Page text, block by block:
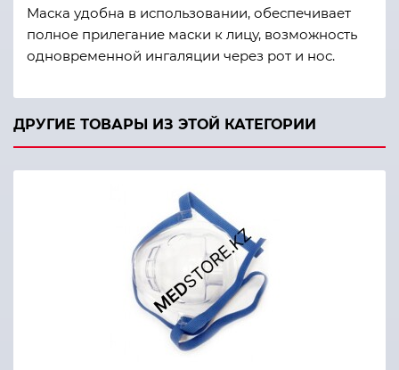
Маска удобна в использовании, обеспечивает
полное прилегание маски к лицу, возможность
одновременной ингаляции через рот и нос.
ДРУГИЕ ТОВАРЫ ИЗ ЭТОЙ КАТЕГОРИИ